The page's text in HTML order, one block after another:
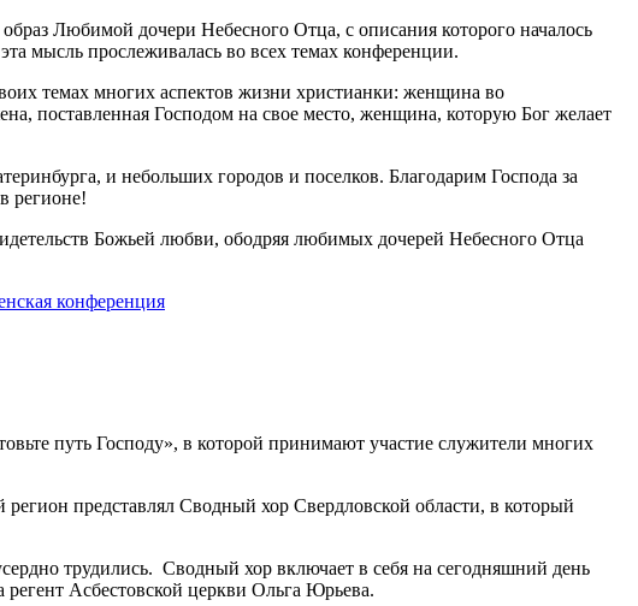
Любимой дочери Небесного Отца, с описания которого началось
мысль прослеживалась во всех темах конференции.
темах многих аспектов жизни христианки: женщина во
поставленная Господом на свое место, женщина, которую Бог желает
и небольших городов и поселков. Благодарим Господа за
регионе!
Божьей любви, ободряя любимых дочерей Небесного Отца
конференция
путь Господу», в которой принимают участие служители многих
представлял Сводный хор Свердловской области, в который
трудились. Сводный хор включает в себя на сегодняшний день
Асбестовской церкви Ольга Юрьева.